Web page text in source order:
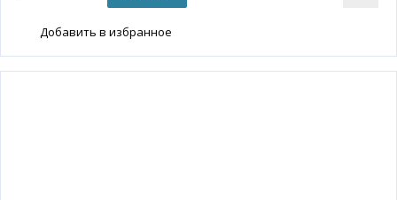
Добавить в избранное